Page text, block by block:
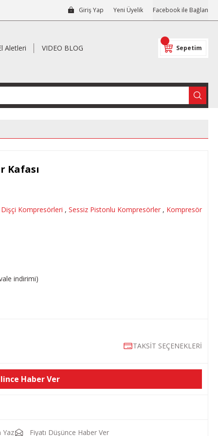
Giriş Yap Yeni Üyelik Facebook ile Bağlan
Aletleri VIDEO BLOG Sepetim
Kafası
Dişçi Kompresörleri , Sessiz Pistonlu Kompresörler , Kompresör
indirimi)
TAKSİT SEÇENEKLERİ
Haber Ver
Yaz Fiyatı Düşünce Haber Ver